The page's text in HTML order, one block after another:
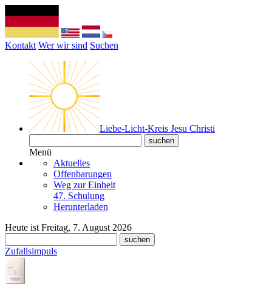
Kontakt Wer wir sind Suchen
Liebe-Licht-Kreis Jesu Christi
Menü
Aktuelles
Offenbarungen
Weg zur Einheit
47. Schulung
Herunterladen
Heute ist Freitag, 7. August 2026
Zufallsimpuls